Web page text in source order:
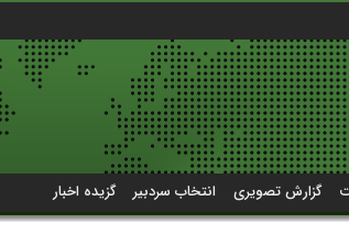
گزارش تصویری انتخاب سردبیر گزیده اخبار